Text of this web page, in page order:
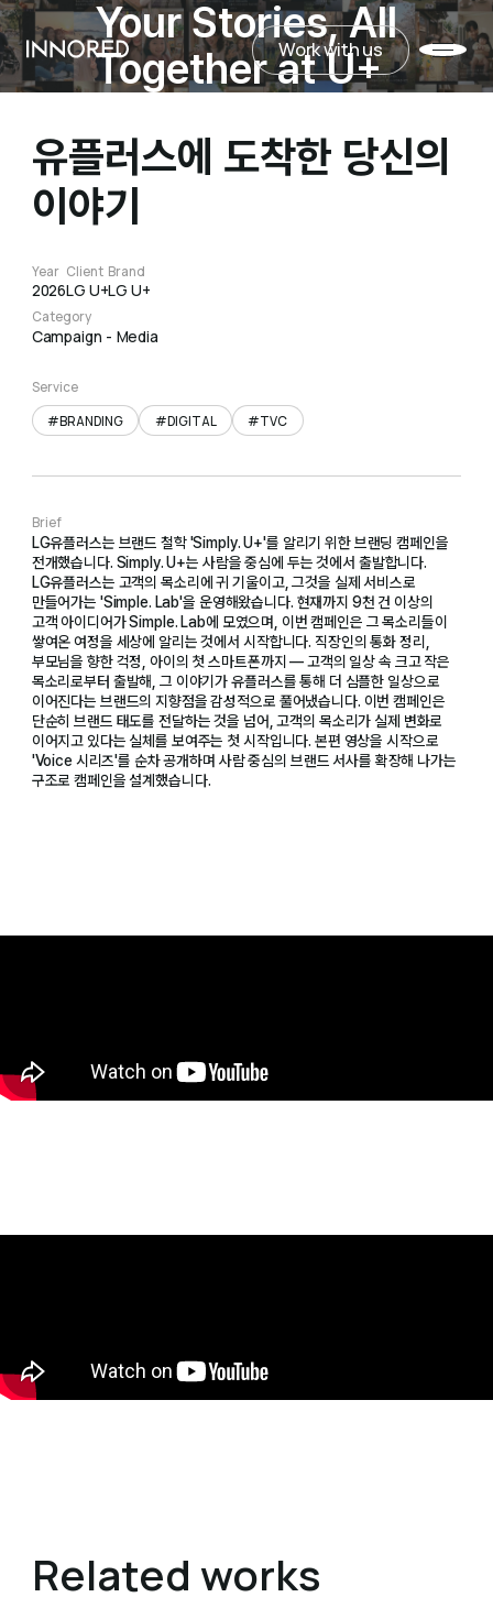
INNORED
Work with us
Work with us
Your Stories, All
Together at U+
유플러스에 도착한 당신의
이야기
Year
2026
Client
LG U+
Brand
LG U+
Category
Campaign Media
Brief
LG유플러스는 브랜드 철학 'Simply. U+'를 알리기 위한 브랜딩 캠페인을
전개했습니다. Simply. U+는 사람을 중심에 두는 것에서 출발합니다.
LG유플러스는 고객의 목소리에 귀 기울이고, 그것을 실제 서비스로
만들어가는 'Simple. Lab'을 운영해왔습니다. 현재까지 9천 건 이상의
고객 아이디어가 Simple. Lab에 모였으며, 이번 캠페인은 그 목소리들이
쌓여온 여정을 세상에 알리는 것에서 시작합니다. 직장인의 통화 정리,
부모님을 향한 걱정, 아이의 첫 스마트폰까지 — 고객의 일상 속 크고 작은
목소리로부터 출발해, 그 이야기가 유플러스를 통해 더 심플한 일상으로
이어진다는 브랜드의 지향점을 감성적으로 풀어냈습니다. 이번 캠페인은
단순히 브랜드 태도를 전달하는 것을 넘어, 고객의 목소리가 실제 변화로
이어지고 있다는 실체를 보여주는 첫 시작입니다. 본편 영상을 시작으로
'Voice 시리즈'를 순차 공개하며 사람 중심의 브랜드 서사를 확장해 나가는
구조로 캠페인을 설계했습니다.
Service
#BRANDING #DIGITAL #TVC
Related works